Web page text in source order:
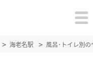
海老名駅 風呂･トイレ別